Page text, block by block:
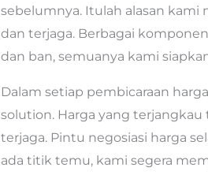
sebelumnya. Itulah alasan
dan terjaga. Berbagai
dan ban, semuanya kami
Dalam setiap pembicaraan
solution. Harga yang
terjaga. Pintu negosiasi harga
ada titik temu, kami segera